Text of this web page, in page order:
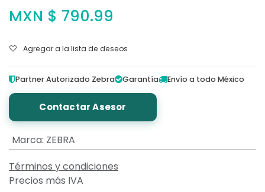
MXN $ 790.99
Agregar a la lista de deseos
Partner Autorizado Zebra Garantía Envío a todo México
Contactar Asesor
Marca: ZEBRA
Términos y condiciones
Precios más IVA